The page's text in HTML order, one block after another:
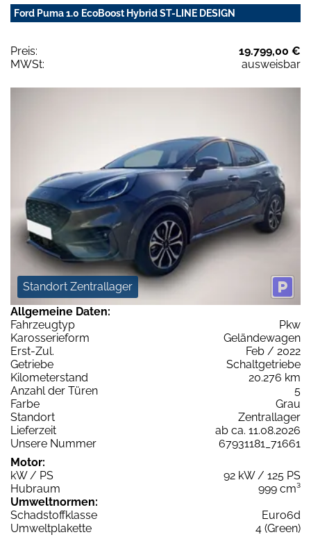
Ford Puma 1.0 EcoBoost Hybrid ST-LINE DESIGN
Preis:
19.799,00 €
MWSt:
ausweisbar
Standort Zentrallager
Allgemeine Daten:
Fahrzeugtyp
Pkw
Karosserieform
Geländewagen
Erst-Zul.
Feb / 2022
Getriebe
Schaltgetriebe
Kilometerstand
20.276 km
Anzahl der Türen
5
Farbe
Grau
Standort
Zentrallager
Lieferzeit
ab ca. 11.08.2026
Unsere Nummer
67931181_71661
Motor:
kW / PS
92 kW / 125 PS
Hubraum
999 cm³
Umweltnormen:
Schadstoffklasse
Euro6d
Umweltplakette
4 (Green)